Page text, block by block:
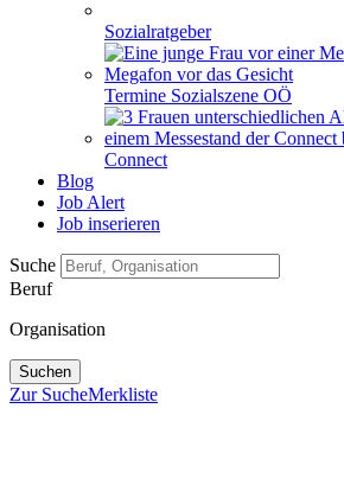
Sozialratgeber
Termine Sozialszene OÖ
Connect
Blog
Job Alert
Job inserieren
Suche
Beruf
Organisation
Suchen
Zur SucheMerkliste